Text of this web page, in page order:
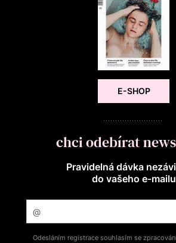
E-SHOP
chci odebírat
Pravidelná dávka
do vašeho e‑mailu
Odesláním registrace souhlasím se